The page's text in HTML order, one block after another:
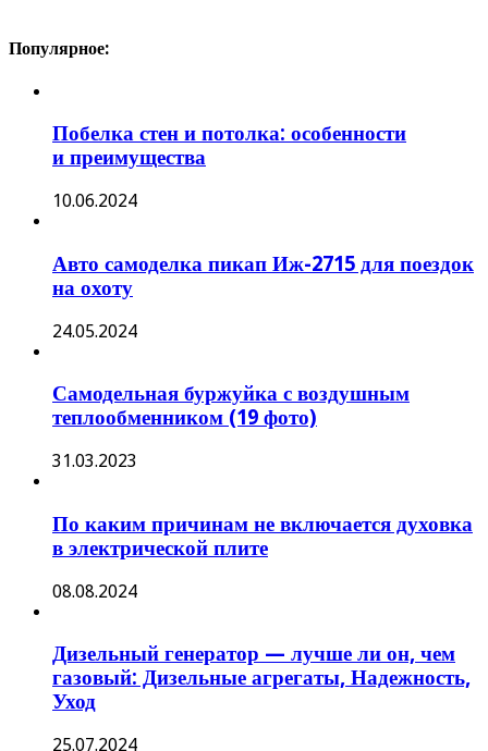
Популярное:
Побелка стен и потолка: особенности
и преимущества
10.06.2024
Авто самоделка пикап Иж-2715 для поездок
на охоту
24.05.2024
Самодельная буржуйка с воздушным
теплообменником (19 фото)
31.03.2023
По каким причинам не включается духовка
в электрической плите
08.08.2024
Дизельный генератор — лучше ли он, чем
газовый: Дизельные агрегаты, Надежность,
Уход
25.07.2024